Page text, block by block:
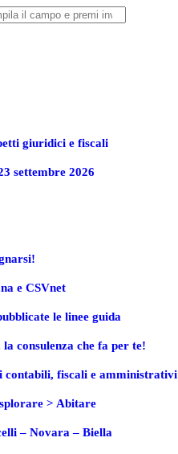
giuridici e fiscali
settembre 2026
e CSVnet
le linee guida
consulenza che fa per te!
contabili, fiscali e amministrativi
> Abitare
– Novara – Biella